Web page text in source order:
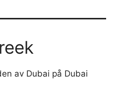
av Dubai på Dubai